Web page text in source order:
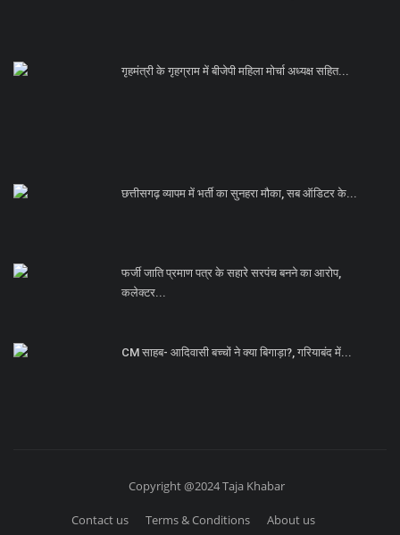
गृहमंत्री के गृहग्राम में बीजेपी महिला मोर्चा अध्यक्ष सहित...
छत्तीसगढ़ व्यापम में भर्ती का सुनहरा मौका, सब ऑडिटर के...
फर्जी जाति प्रमाण पत्र के सहारे सरपंच बनने का आरोप,
कलेक्टर...
CM साहब- आदिवासी बच्चों ने क्या बिगाड़ा?, गरियाबंद में...
Copyright @2024 Taja Khabar
Contact us Terms & Conditions About us